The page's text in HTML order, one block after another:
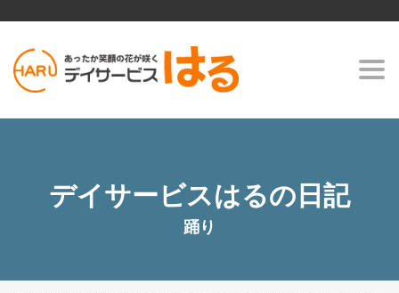
デイサービスはるの日記
踊り